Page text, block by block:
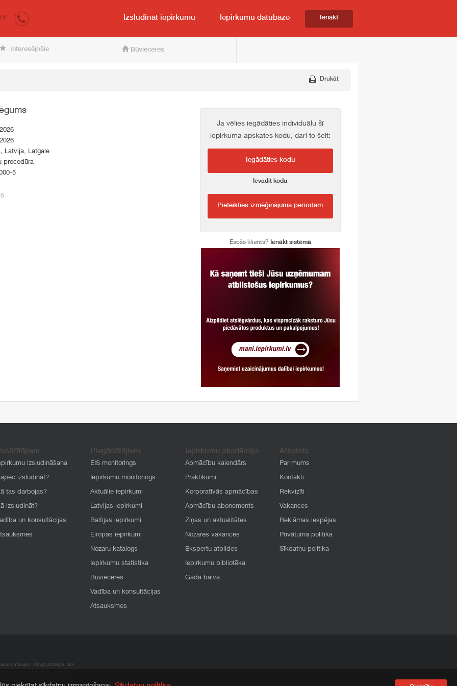
pircējam un pārdevējam
LV Izsludināt iepirkumu Iepirkumu datubāze Ienākt
Interesējošie Būvieceres
Drukāt
Latvija, Latgale
procedūra
5
Ja vēlies iegādāties individuālu šī
iepirkuma apskates kodu, dari to šeit:
Iegādāties kodu
Ievadīt kodu
Pieteikties izmēģinājuma periodam
Esošs klients? Ienākt sistēmā
izsludināšana
izsludināt?
tas darbojas?
izsludināt?
un konsultācijas
Piegādātājiem
EIS monitorings
Iepirkumu monitorings
Aktuālie iepirkumi
Latvijas iepirkumi
Baltijas iepirkumi
Eiropas iepirkumi
Nozaru katalogs
Iepirkumu statistika
Būvieceres
Vadība un konsultācijas
Atsauksmes
Iepirkumu akadēmija
Apmācību kalendārs
Praktikumi
Korporatīvās apmācības
Apmācību abonements
Ziņas un aktualitātes
Nozares vakances
Ekspertu atbildes
Iepirkumu bibliotēka
Gada balva
Atbalsts
Par mums
Kontakti
Rekvizīti
Vakances
Reklāmas iespējas
Privātuma politika
Sīkdatņu politika
atļaujas, stingri aizliegta. SIA